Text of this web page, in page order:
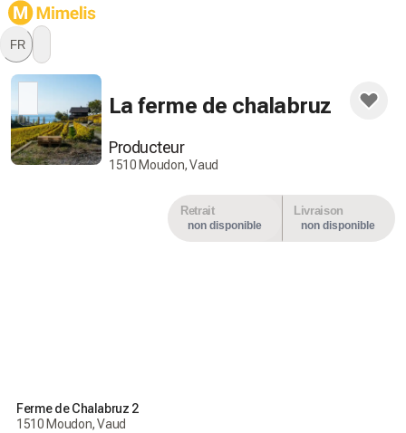
FR
ne propose par encore de
produits.
La ferme de chalabruz
Producteur
1510 Moudon, Vaud
Retrait
non disponible
Livraison
non disponible
Ferme de Chalabruz 2
1510 Moudon, Vaud